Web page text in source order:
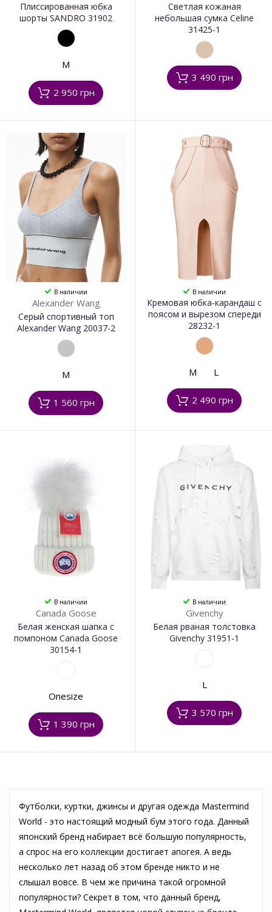
Плиссированная юбка
шорты SANDRO 31902
M
2 950 грн
Светлая кожаная
небольшая сумка Celine
31425-1
3 490 грн
В наличии
Alexander Wang
Серый спортивный топ
Alexander Wang 20037-2
M
1 560 грн
В наличии
Кремовая юбка-карандаш с
поясом и вырезом спереди
28232-1
M L
2 490 грн
В наличии
Canada Goose
Белая женская шапка с
помпоном Canada Goose
30154-1
Onesize
1 390 грн
В наличии
Givenchy
Белая рваная толстовка
Givenchy 31951-1
L
3 570 грн
Футболки, куртки, джинсы и другая одежда Mastermind
World - это настоящий модный бум этого года. Данный
японский бренд набирает всё большую популярность,
а спрос на его коллекции достигает апогея. А ведь
несколько лет назад об этом бренде никто и не
слышал вовсе. В чем же причина такой огромной
популярности? Секрет в том, что данный бренд,